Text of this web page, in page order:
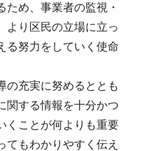
ため、事業者の監視・
より区民の立場に立っ
る努力をしていく使命
充実に努めるととも
関する情報を十分かつ
くことが何よりも重要
てもわかりやすく伝え